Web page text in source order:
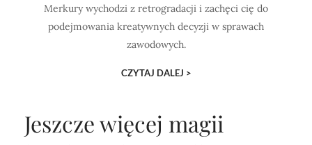
Merkury wychodzi z retrogradacji i zachęci cię do
podejmowania kreatywnych decyzji w sprawach
zawodowych.
CZYTAJ DALEJ >
Jeszcze więcej magii